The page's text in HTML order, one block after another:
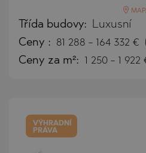
Třída budovy: Luxusní
Ceny : 81 288 - 164 332 €
Ceny za m²: 1 250 - 1 922
VÝHRADNÍ
PRÁVA